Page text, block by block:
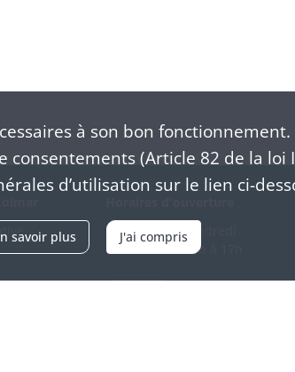
Du mardi au vendredi
en continu de 9h à 17h
à son bon
consentements (Article 82 de la
d’utilisation sur le lien ci-
savoir plus J'ai compris